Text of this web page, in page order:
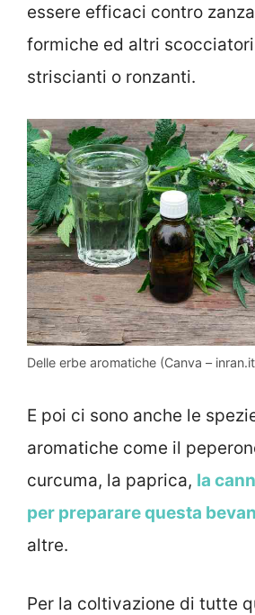
essere efficaci contro
formiche ed altri
striscianti o ronzanti.
Delle erbe aromatiche (Canva –
E poi ci sono anche le
aromatiche come il
curcuma, la paprica, la
per preparare questa
altre.
Per la coltivazione di tutte